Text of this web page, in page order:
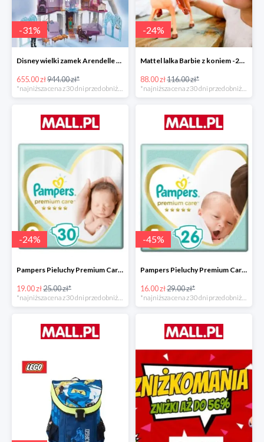
-31%
Disney wielki zamek Arendelle Frozen 2 -30%
655.00 zł944.00 zł*
-24%
Mattel lalka Barbie z koniem -24%
88.00 zł116.00 zł*
-24%
Pampers Pieluchy Premium Care 0 Newborn -24%
19.00 zł25.00 zł*
*najniższa cena z 30 dni przed obniżką
-45%
Pampers Pieluchy Premium Care 1 Newborn -44%
16.00 zł29.00 zł*
*najniższa cena z 30 dni przed obniżką